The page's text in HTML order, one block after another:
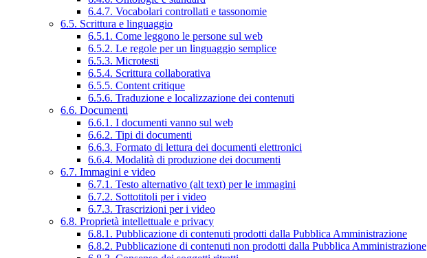
6.4.7. Vocabolari controllati e tassonomie
6.5. Scrittura e linguaggio
6.5.1. Come leggono le persone sul web
6.5.2. Le regole per un linguaggio semplice
6.5.3. Microtesti
6.5.4. Scrittura collaborativa
6.5.5. Content critique
6.5.6. Traduzione e localizzazione dei contenuti
6.6. Documenti
6.6.1. I documenti vanno sul web
6.6.2. Tipi di documenti
6.6.3. Formato di lettura dei documenti elettronici
6.6.4. Modalità di produzione dei documenti
6.7. Immagini e video
6.7.1. Testo alternativo (alt text) per le immagini
6.7.2. Sottotitoli per i video
6.7.3. Trascrizioni per i video
6.8. Proprietà intellettuale e privacy
6.8.1. Pubblicazione di contenuti prodotti dalla Pubblica Amministrazione
6.8.2. Pubblicazione di contenuti non prodotti dalla Pubblica Amministrazione